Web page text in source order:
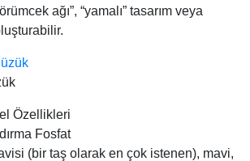
ağı”, “yamalı” tasarım veya
Özellikleri
Fosfat
(bir taş olarak en çok istenen), mavi,